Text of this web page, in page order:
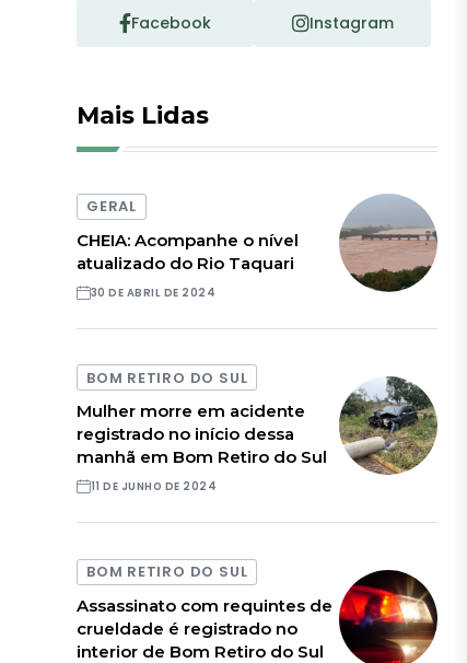
Facebook Instagram
Mais Lidas
GERAL
CHEIA: Acompanhe o nível
atualizado do Rio Taquari
30 DE ABRIL DE 2024
BOM RETIRO DO SUL
Mulher morre em acidente
registrado no início dessa
manhã em Bom Retiro do Sul
11 DE JUNHO DE 2024
BOM RETIRO DO SUL
Assassinato com requintes de
crueldade é registrado no
interior de Bom Retiro do Sul